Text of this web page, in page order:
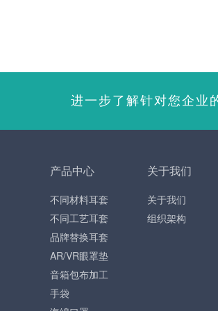
进一步了解针对您企业
产品中心
不同材料耳套
不同工艺耳套
品牌替换耳套
AR/VR眼罩垫
音箱包布加工
手袋
关于我们
关于我们
组织架构